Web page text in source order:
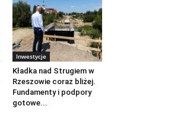
Inwestycje
Kładka nad Strugiem w
Rzeszowie coraz bliżej.
Fundamenty i podpory
gotowe...